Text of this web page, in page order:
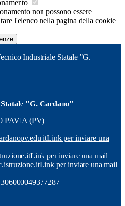
non possono essere
l'elenco nella pagina della cookie
Industriale Statale "G.
"G. Cardano"
PAVIA (PV)
Link per inviare una
Link per inviare una mail
Link per inviare una mail